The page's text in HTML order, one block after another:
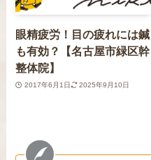
眼精疲労！目の疲れには鍼
も有効？【名古屋市緑区幹
整体院】
2017年6月1日 2025年9月10日